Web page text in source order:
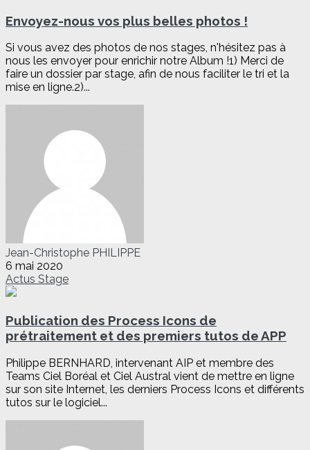
Envoyez-nous vos plus belles photos !
Si vous avez des photos de nos stages, n'hésitez pas à
nous les envoyer pour enrichir notre Album !1) Merci de
faire un dossier par stage, afin de nous faciliter le tri et la
mise en ligne.2)...
Jean-Christophe PHILIPPE
6 mai 2020
Actus Stage
Publication des Process Icons de
prétraitement et des premiers tutos de APP
Philippe BERNHARD, intervenant AIP et membre des
Teams Ciel Boréal et Ciel Austral vient de mettre en ligne
sur son site Internet, les derniers Process Icons et différents
tutos sur le logiciel...